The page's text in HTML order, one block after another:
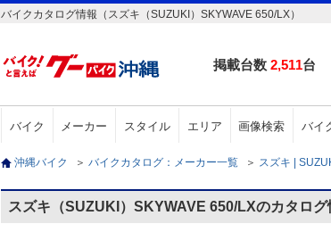
バイクカタログ情報（スズキ（SUZUKI）SKYWAVE 650/LX）
掲載台数 2,511台
バイク メーカー スタイル エリア 画像検索 バイ
沖縄バイク ＞ バイクカタログ：メーカー一覧 ＞ スズキ |
スズキ（SUZUKI）SKYWAVE 650/LXのカタログ